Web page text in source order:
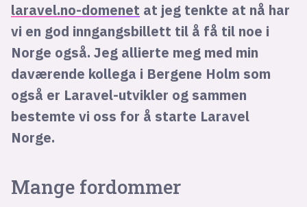
laravel.no-domenet at jeg tenkte at nå har
vi en god inngangsbillett til å få til noe i
Norge også. Jeg allierte meg med min
daværende kollega i Bergene Holm som
også er Laravel-utvikler og sammen
bestemte vi oss for å starte Laravel
Norge.
Mange fordommer